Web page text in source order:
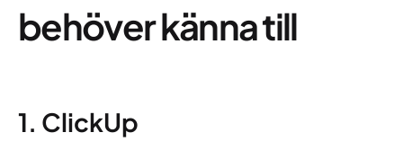
behöver känna till
1. ClickUp